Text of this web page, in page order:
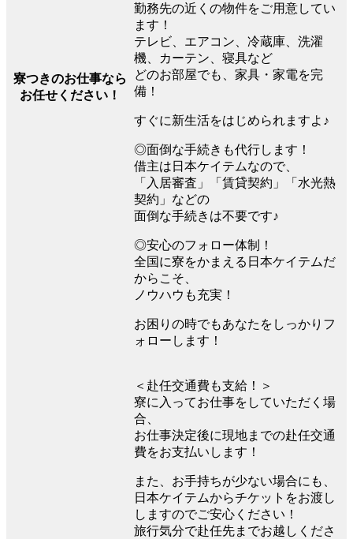
寮つきのお仕事なら
お任せください！
勤務先の近くの物件をご用意してい
ます！
テレビ、エアコン、冷蔵庫、洗濯
機、カーテン、寝具など
どのお部屋でも、家具・家電を完
備！
すぐに新生活をはじめられますよ♪
◎面倒な手続きも代行します！
借主は日本ケイテムなので、
「入居審査」「賃貸契約」「水光熱
契約」などの
面倒な手続きは不要です♪
◎安心のフォロー体制！
全国に寮をかまえる日本ケイテムだ
からこそ、
ノウハウも充実！
お困りの時でもあなたをしっかりフ
ォローします！
＜赴任交通費も支給！＞
寮に入ってお仕事をしていただく場
合、
お仕事決定後に現地までの赴任交通
費をお支払いします！
また、お手持ちが少ない場合にも、
日本ケイテムからチケットをお渡し
しますのでご安心ください！
旅行気分で赴任先までお越しくださ